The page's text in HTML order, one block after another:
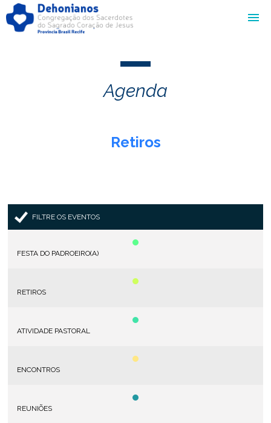
Agenda
Retiros
FILTRE OS EVENTOS
FESTA DO PADROEIRO(A)
RETIROS
ATIVIDADE PASTORAL
ENCONTROS
REUNIÕES